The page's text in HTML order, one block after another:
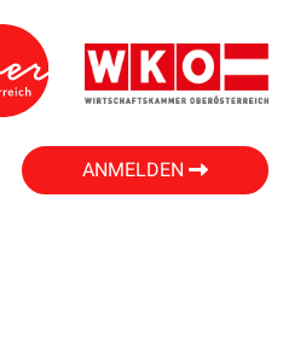
ANMELDEN